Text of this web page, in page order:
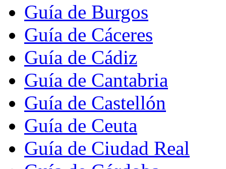
Guía de Burgos
Guía de Cáceres
Guía de Cádiz
Guía de Cantabria
Guía de Castellón
Guía de Ceuta
Guía de Ciudad Real